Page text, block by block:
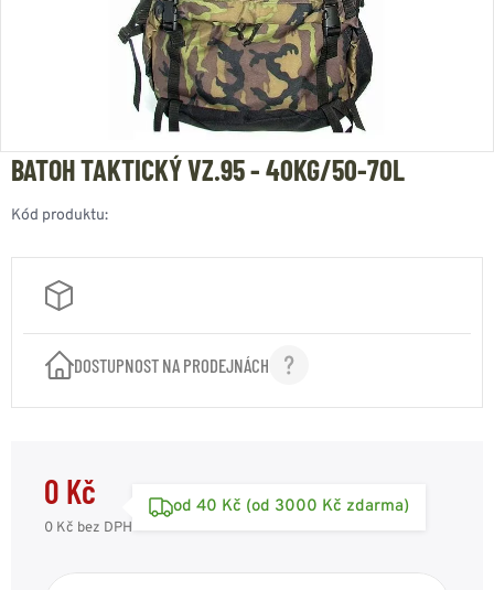
BATOH TAKTICKÝ VZ.95 - 40KG/50-70L
Kód produktu:
DOSTUPNOST NA PRODEJNÁCH
0 Kč
0 Kč bez DPH
od 40 Kč (od 3000 Kč zdarma)